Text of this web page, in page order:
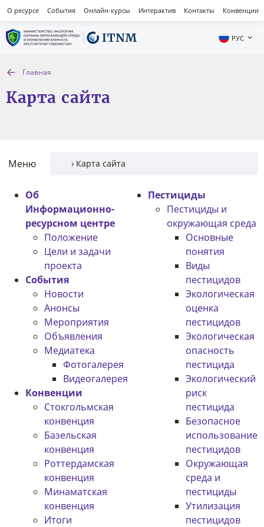
О ресурсе События Онлайн-курсы Интерактив Контакты Конвенции
РУС
Главная
Карта сайта
Меню
Об
Информационно-
ресурсном центре
Положение
Цели и задачи
проекта
События
Новости
Анонсы
Мероприятия
Объявления
Медиатека
Фотогалерея
Видеогалерея
Конвенции
Стокгольмская
конвенция
Базельская
конвенция
Роттердамская
конвенция
Минаматская
конвенция
Итоги
Пестициды
Пестициды и
окружающая среда
Основные
понятия
Виды
пестицидов
Экологическая
оценка
пестицидов
Экологическая
опасность
пестицида
Экологический
риск
пестицида
Безопасное
использование
пестицидов
Окружающая
среда и
пестициды
Утилизация
пестицидов